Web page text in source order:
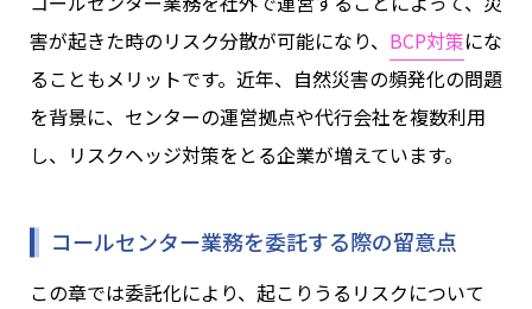
害が起きた時のリスク分散が可能になり、 BCP対策にな
ることもメリットです。近年、自然災害の頻発化の問題
を背景に、センターの運営拠点や代行会社を複数利用
し、リスクヘッジ対策をとる企業が増えています。
コールセンター業務を委託する際の留意点
この章では委託化により、起こりうるリスクについて